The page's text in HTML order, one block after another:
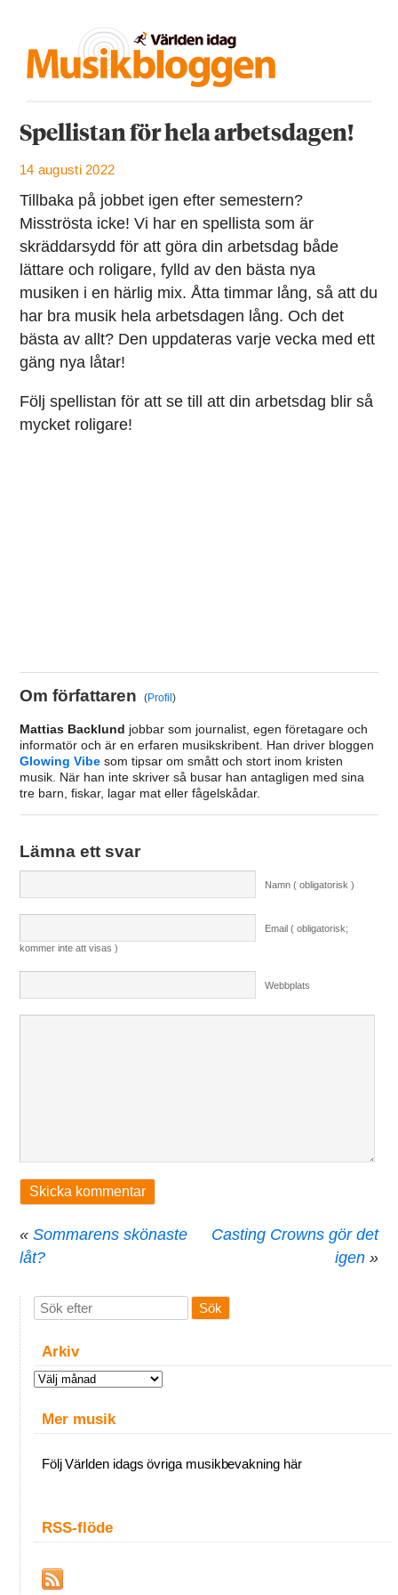
Spellistan för hela arbetsdagen!
14 augusti 2022
Tillbaka på jobbet igen efter semestern?
Misströsta icke! Vi har en spellista som är
skräddarsydd för att göra din arbetsdag både
lättare och roligare, fylld av den bästa nya
musiken i en härlig mix. Åtta timmar lång, så att du
har bra musik hela arbetsdagen lång. Och det
bästa av allt? Den uppdateras varje vecka med ett
gäng nya låtar!
Följ spellistan för att se till att din arbetsdag blir så
mycket roligare!
Om författaren (Profil )
Mattias Backlund jobbar som journalist, egen företagare och
informatör och är en erfaren musikskribent. Han driver bloggen
Glowing Vibesom tipsar om smått och stort inom kristen
musik. När han inte skriver så busar han antagligen med sina
tre barn, fiskar, lagar mat eller fågelskådar.
Lämna ett svar
Namn ( obligatorisk )
Email ( obligatorisk;
kommer inte att visas )
Webbplats
« Sommarens skönaste
låt?
Casting Crowns gör det
igen »
Arkiv
Arkiv
Mer musik
Följ Världen idags övriga musikbevakning här
RSS-flöde